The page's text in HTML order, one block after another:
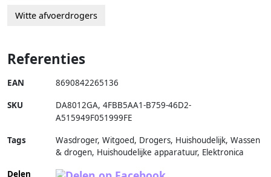
Witte afvoerdrogers
Referenties
EAN 8690842265136
SKU DA8012GA, 4FBB5AA1-B759-46D2-
A515949F051999FE
Tags
Wasdroger, Witgoed, Drogers, Huishoudelijk, Wassen
& drogen, Huishoudelijke apparatuur, Elektronica
Delen